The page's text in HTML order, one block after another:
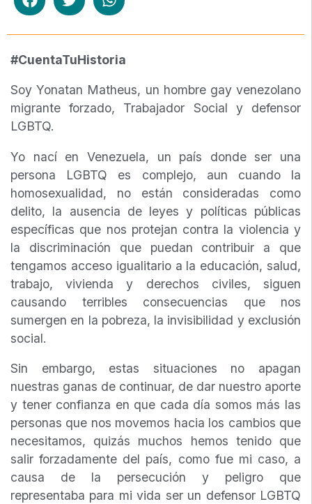
#CuentaTuHistoria
Soy Yonatan Matheus, un hombre gay venezolano
migrante forzado, Trabajador Social y defensor
LGBTQ.
Yo nací en Venezuela, un país donde ser una
persona LGBTQ es complejo, aun cuando la
homosexualidad, no están consideradas como
delito, la ausencia de leyes y políticas públicas
específicas que nos protejan contra la violencia y
la discriminación que puedan contribuir a que
tengamos acceso igualitario a la educación, salud,
trabajo, vivienda y derechos civiles, siguen
causando terribles consecuencias que nos
sumergen en la pobreza, la invisibilidad y exclusión
social.
Sin embargo, estas situaciones no apagan
nuestras ganas de continuar, de dar nuestro aporte
y tener confianza en que cada día somos más las
personas que nos movemos hacia los cambios que
necesitamos, quizás muchos hemos tenido que
salir forzadamente del país, como fue mi caso, a
causa de la persecución y peligro que
representaba para mi vida ser un defensor LGBTQ